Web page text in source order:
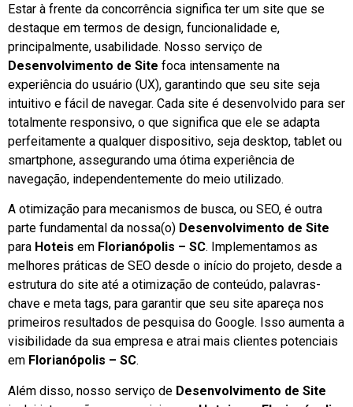
Estar à frente da concorrência significa ter um site que se
destaque em termos de design, funcionalidade e,
principalmente, usabilidade. Nosso serviço de
Desenvolvimento de Site foca intensamente na
experiência do usuário (UX), garantindo que seu site seja
intuitivo e fácil de navegar. Cada site é desenvolvido para ser
totalmente responsivo, o que significa que ele se adapta
perfeitamente a qualquer dispositivo, seja desktop, tablet ou
smartphone, assegurando uma ótima experiência de
navegação, independentemente do meio utilizado.
A otimização para mecanismos de busca, ou SEO, é outra
parte fundamental da nossa(o) Desenvolvimento de Site
para Hoteis em Florianópolis – SC. Implementamos as
melhores práticas de SEO desde o início do projeto, desde a
estrutura do site até a otimização de conteúdo, palavras-
chave e meta tags, para garantir que seu site apareça nos
primeiros resultados de pesquisa do Google. Isso aumenta a
visibilidade da sua empresa e atrai mais clientes potenciais
em Florianópolis – SC.
Além disso, nosso serviço de Desenvolvimento de Site